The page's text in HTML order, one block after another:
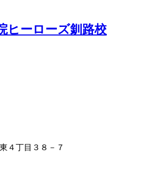
ヒーローズ釧路校
４丁目３８－７